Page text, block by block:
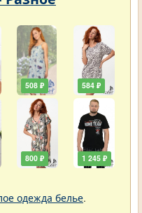
508 ₽
800 ₽
584 ₽
1 245 ₽
одежда белье.